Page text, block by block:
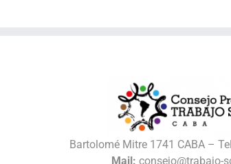
Bartolomé Mitre 1741 CABA –
Mail: consejo@trabajo-